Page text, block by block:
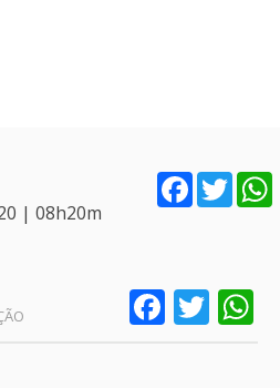
| 08h20m
Facebook